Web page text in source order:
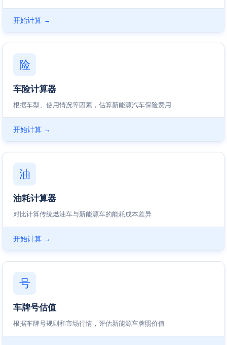
开始计算 →
险
车险计算器
根据车型、使用情况等因素，估算新能源汽车保险费用
开始计算 →
油
油耗计算器
对比计算传统燃油车与新能源车的能耗成本差异
开始计算 →
号
车牌号估值
根据车牌号规则和市场行情，评估新能源车牌照价值